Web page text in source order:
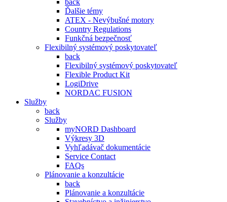
back
Ďalšie témy
ATEX - Nevýbušné motory
Country Regulations
Funkčná bezpečnosť
Flexibilný systémový poskytovateľ
back
Flexibilný systémový poskytovateľ
Flexible Product Kit
LogiDrive
NORDAC FUSION
Služby
back
Služby
myNORD Dashboard
Výkresy 3D
Vyhľadávač dokumentácie
Service Contact
FAQs
Plánovanie a konzultácie
back
Plánovanie a konzultácie